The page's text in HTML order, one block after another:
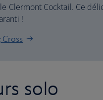
Clermont Cocktail. Ce
!
solo